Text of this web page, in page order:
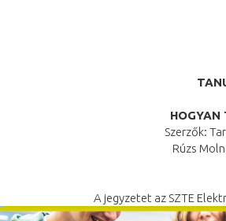
HOGYAN
Szerzők:
Rúzs
A jegyzetet az SZTE